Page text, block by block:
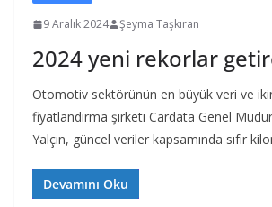
9 Aralık 2024 Şeyma Taşkıran
2024 yeni rekorlar
Otomotiv sektörünün en büyük veri ve
fiyatlandırma şirketi Cardata Genel
Yalçın, güncel veriler kapsamında sıfır
Devamını Oku